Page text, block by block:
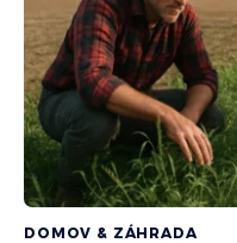
DOMOV & ZÁHRADA